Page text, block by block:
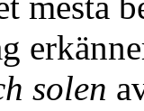
solen